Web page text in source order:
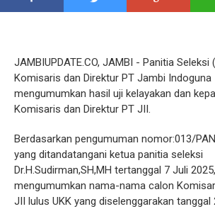
JAMBIUPDATE.CO, JAMBI - Panitia Seleksi
Komisaris dan Direktur PT Jambi
mengumumkan hasil uji kelayakan dan
Komisaris dan Direktur PT JII.
Berdasarkan pengumuman nomor:013/
yang ditandatangani ketua panitia seleksi
Dr.H.Sudirman,SH,MH tertanggal 7 Juli
mengumumkan nama-nama calon
JII lulus UKK yang diselenggarakan tanggal